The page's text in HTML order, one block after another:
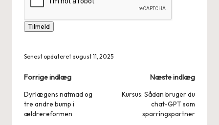
Tilmeld
Senest opdateret august 11, 2025
Post
navigation
Forrige indlæg
Dyrlægens natmad og
tre andre bump i
ældrereformen
Næste indlæg
Kursus: Sådan bruger du
chat-GPT som
sparringspartner